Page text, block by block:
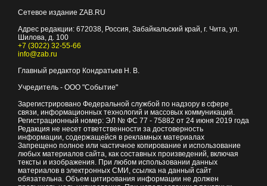
Сетевое издание ZAB.RU
Адрес редакции: 672038, Россия, Забайкальский край, г. Чита, ул.
Шилова, д. 100
+7 (3022) 32-55-66
info@zab.ru
Главный редактор Кондратьев Н. В.
Учредитель - ООО "Событие"
Зарегистрировано Федеральной службой по надзору в сфере
связи, информационных технологий и массовых коммуникаций.
Регистрационный номер: ЭЛ № ФС 77 - 75882 от 24 июня 2019 года
Редакция не несет ответственности за достоверность
информации, содержащейся в рекламных материалах
Запрещено полное или частичное копирование и использование
любых материалов сайта, как составных произведений, включая
тексты и изображения. При любом использовании данных
материалов в электронных СМИ, ссылка на данный сайт
обязательна. Объем цитирования информации не должен